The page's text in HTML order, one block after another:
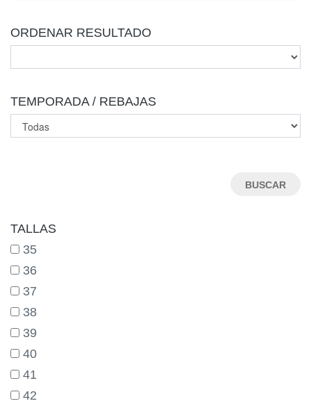
ORDENAR RESULTADO
TEMPORADA / REBAJAS
TALLAS
35
36
37
38
39
40
41
42